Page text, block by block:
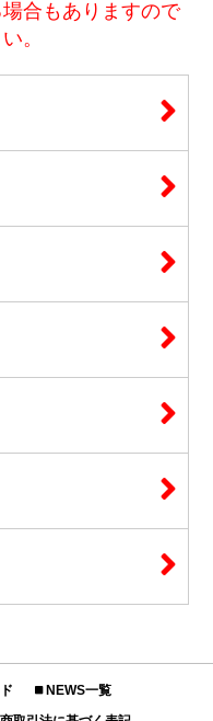
合もありますので
。
NEWS一覧